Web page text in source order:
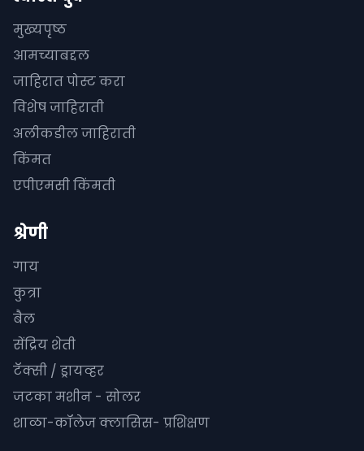
मुख्यपृष्ठ
आमच्याबद्दल
जाहिरात पोस्ट करा
विशेष जाहिराती
अलीकडील जाहिराती
किंमत
एपीएमसी किंमती
श्रेणी
गाय
कुत्रा
बैल
सेंद्रिय शेती
टॅक्सी / ड्रायव्हर
जटका मशीन - सोलर
शाळा-कॉलेज क्लासिस- प्रशिक्षण